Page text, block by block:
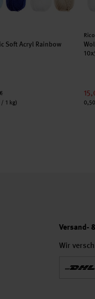
Soft Acryl Rainbow
1 kg)
Versand-
Wir